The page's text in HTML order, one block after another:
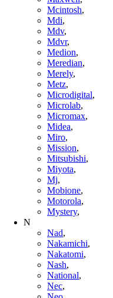
Mcintosh,
Mdi,
Mdv,
Mdvr,
Medion,
Meredian,
Merely,
Metz,
Microdigital,
Microlab,
Micromax,
Midea,
Miro,
Mission,
Mitsubishi,
Miyota,
Mj,
Mobione,
Motorola,
Mystery,
N
Nad,
Nakamichi,
Nakatomi,
Nash,
National,
Nec,